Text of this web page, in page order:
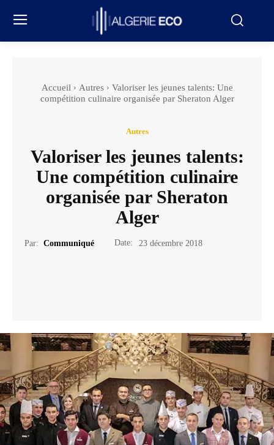
Accueil Autres
Valoriser les jeunes talents: Une
compétition culinaire organisée par Sheraton Alger
Autres
Valoriser les jeunes talents:
Une compétition culinaire
organisée par Sheraton
Alger
Par: Communiqué Date: 23 décembre 2018